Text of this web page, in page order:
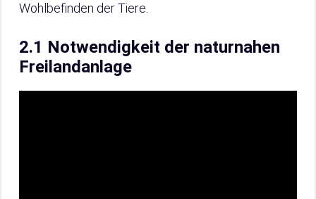
Wohlbefinden der Tiere.
2.1 Notwendigkeit der naturnahen
Freilandanlage